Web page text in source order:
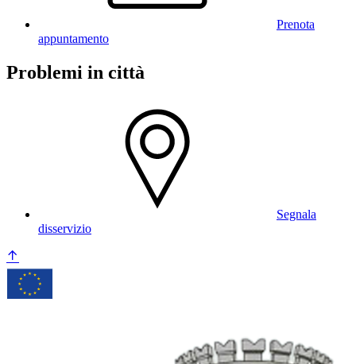
Prenota
appuntamento
Problemi in città
Segnala
disservizio